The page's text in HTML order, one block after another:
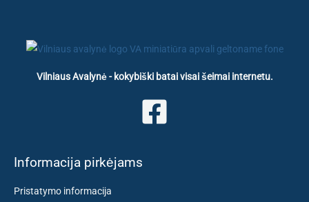
Vilniaus Avalynė - kokybiški batai visai šeimai internetu.
Informacija pirkėjams
Pristatymo informacija